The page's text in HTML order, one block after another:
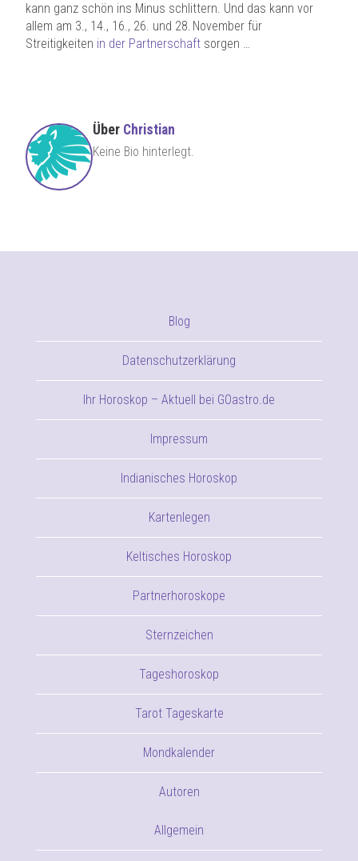
kann ganz schön ins Minus schlittern. Und das kann vor
allem am 3., 14., 16., 26. und 28. November für
Streitigkeiten in der Partnerschaft sorgen …
Über Christian
Keine Bio hinterlegt.
Blog
Datenschutzerklärung
Ihr Horoskop – Aktuell bei GOastro.de
Impressum
Indianisches Horoskop
Kartenlegen
Keltisches Horoskop
Partnerhoroskope
Sternzeichen
Tageshoroskop
Tarot Tageskarte
Mondkalender
Autoren
Allgemein